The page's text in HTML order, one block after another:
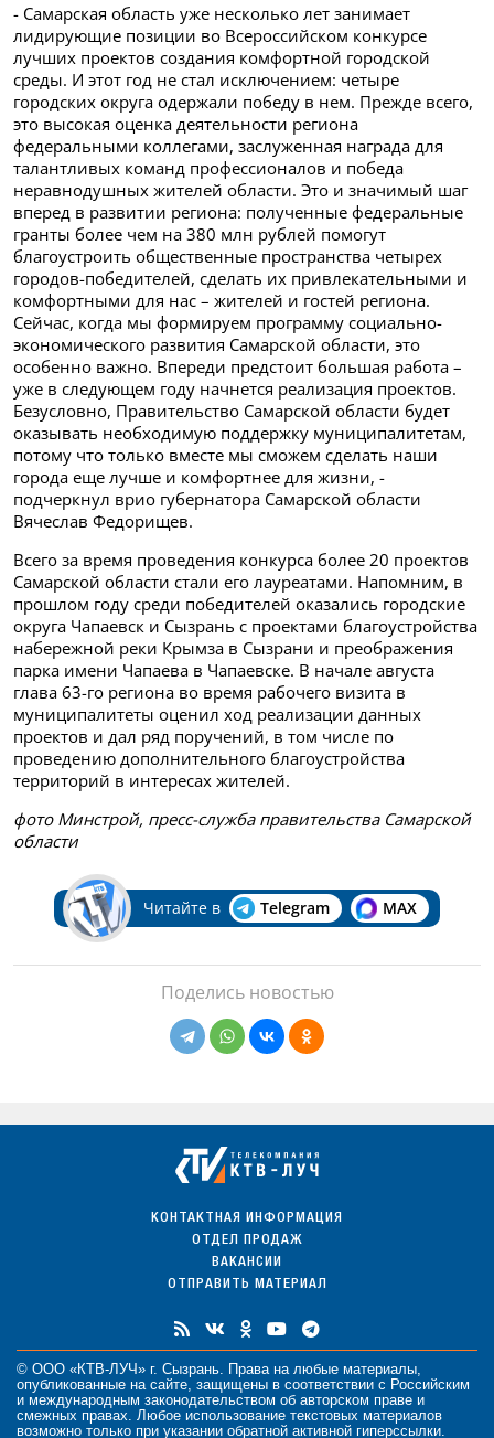
- Самарская область уже несколько лет занимает
лидирующие позиции во Всероссийском конкурсе
лучших проектов создания комфортной городской
среды. И этот год не стал исключением: четыре
городских округа одержали победу в нем. Прежде всего,
это высокая оценка деятельности региона
федеральными коллегами, заслуженная награда для
талантливых команд профессионалов и победа
неравнодушных жителей области. Это и значимый шаг
вперед в развитии региона: полученные федеральные
гранты более чем на 380 млн рублей помогут
благоустроить общественные пространства четырех
городов-победителей, сделать их привлекательными и
комфортными для нас – жителей и гостей региона.
Сейчас, когда мы формируем программу социально-
экономического развития Самарской области, это
особенно важно. Впереди предстоит большая работа –
уже в следующем году начнется реализация проектов.
Безусловно, Правительство Самарской области будет
оказывать необходимую поддержку муниципалитетам,
потому что только вместе мы сможем сделать наши
города еще лучше и комфортнее для жизни, -
подчеркнул врио губернатора Самарской области
Вячеслав Федорищев.
Всего за время проведения конкурса более 20 проектов
Самарской области стали его лауреатами. Напомним, в
прошлом году среди победителей оказались городские
округа Чапаевск и Сызрань с проектами благоустройства
набережной реки Крымза в Сызрани и преображения
парка имени Чапаева в Чапаевске. В начале августа
глава 63-го региона во время рабочего визита в
муниципалитеты оценил ход реализации данных
проектов и дал ряд поручений, в том числе по
проведению дополнительного благоустройства
территорий в интересах жителей.
фото Минстрой, пресс-служба правительства Самарской
области
Читайте в Telegram MAX
Поделись новостью
КОНТАКТНАЯ ИНФОРМАЦИЯ
ОТДЕЛ ПРОДАЖ
ВАКАНСИИ
ОТПРАВИТЬ МАТЕРИАЛ
© ООО «КТВ-ЛУЧ» г. Сызрань. Права на любые материалы
опубликованные на сайте, защищены в соответствии с Российским
и международным законодательством об авторском праве и
смежных правах. Любое использование текстовых материалов
возможно только при указании обратной активной гиперссылки.